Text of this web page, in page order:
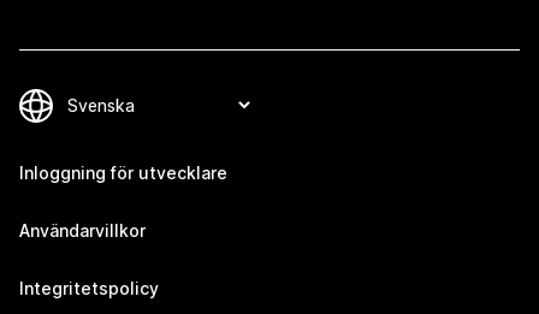
Inloggning för utvecklare
Användarvillkor
Integritetspolicy